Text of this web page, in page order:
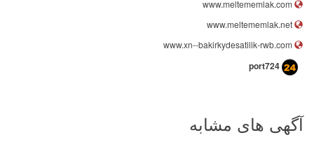
port724
آگهی های مشابه